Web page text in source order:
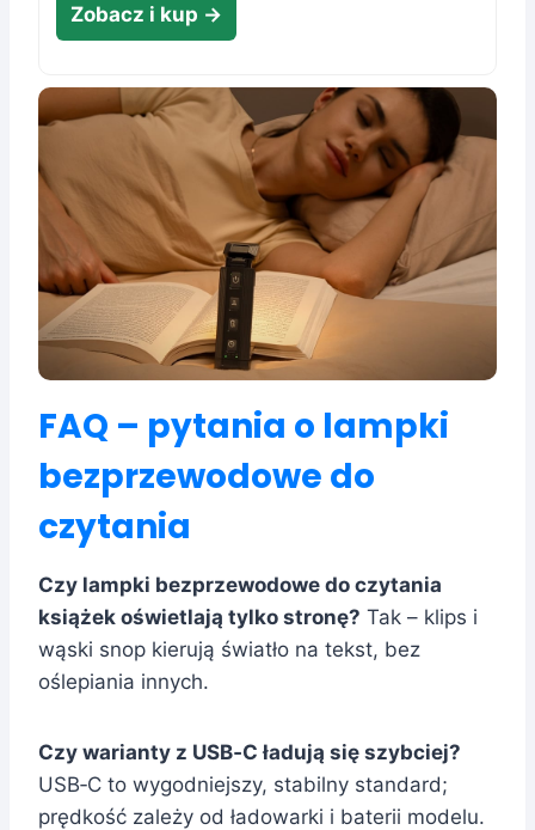
Zobacz i kup →
FAQ – pytania o lampki
bezprzewodowe do
czytania
Czy lampki bezprzewodowe do czytania
książek oświetlają tylko stronę? Tak – klips i
wąski snop kierują światło na tekst, bez
oślepiania innych.
Czy warianty z USB‑C ładują się szybciej?
USB‑C to wygodniejszy, stabilny standard;
prędkość zależy od ładowarki i baterii modelu.